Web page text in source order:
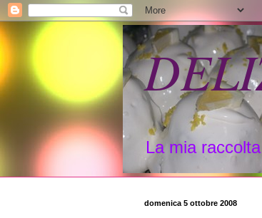
La mia
domenica 5 ottobre 2008